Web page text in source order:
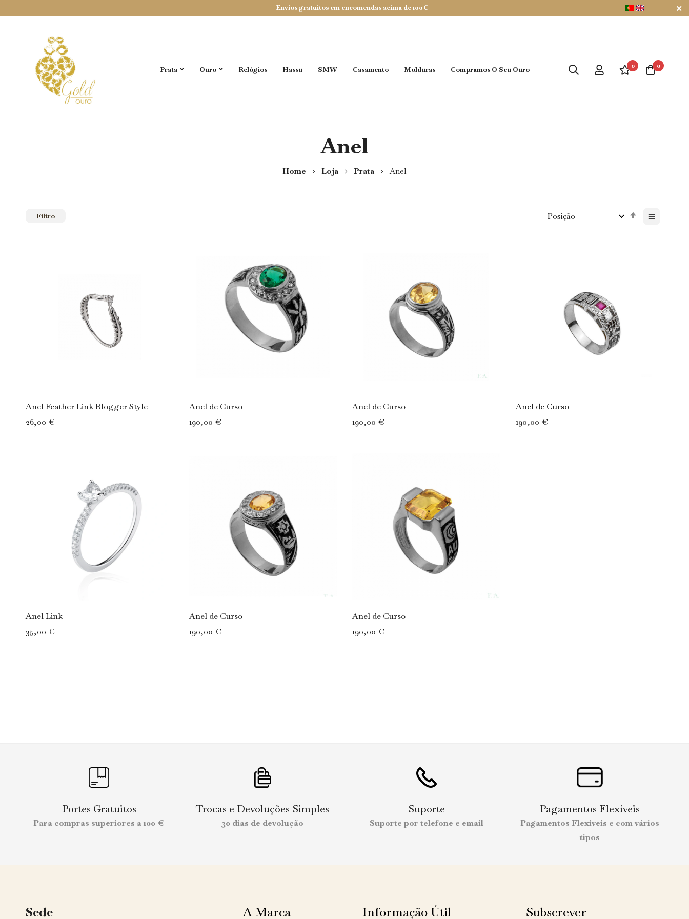
Envios gratuitos em encomendas acima de 100€
Prata Ouro Relógios Hassu SMW Casamento Molduras Compramos O Seu Ouro 0 0
Anel
Home Loja Prata Anel
Filtro
Definir
Anel Feather Link Blogger Style
26,00 €
Anel de Curso
190,00 €
Anel de Curso
190,00 €
Anel de Curso
190,00 €
Anel Link
35,00 €
Anel de Curso
190,00 €
Anel de Curso
190,00 €
Portes Gratuitos
Para compras superiores a 100 €
Trocas e Devoluções Simples
30 dias de devolução
Suporte
Suporte por telefone e email
Pagamentos Flexíveis
Pagamentos Flexíveis e com vários
tipos
Sede A Marca Informação Útil Subscrever